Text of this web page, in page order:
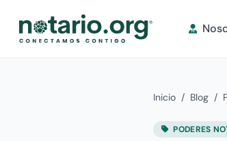
Inicio / Blog /
PODERES